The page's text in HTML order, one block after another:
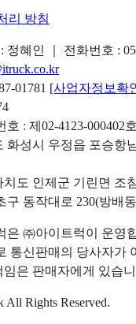
리 방침
정혜인 ｜ 전화번호 :
01781 [사업자정보확
: 제02-4123-000402
화성시 우정읍 포승항
도 인제군 기린면 조침
구 동작대로 230(방배
은 ㈜아이트럭이 운영
통신판매의 당사자가
은 판매자에게 있습
Rights Reserved.